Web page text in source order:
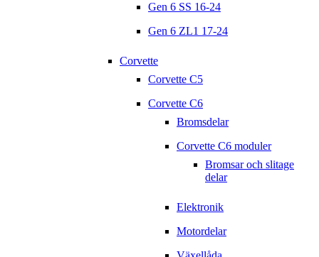
Gen 6 SS 16-24
Gen 6 ZL1 17-24
Corvette
Corvette C5
Corvette C6
Bromsdelar
Corvette C6 moduler
Bromsar och slitage
delar
Elektronik
Motordelar